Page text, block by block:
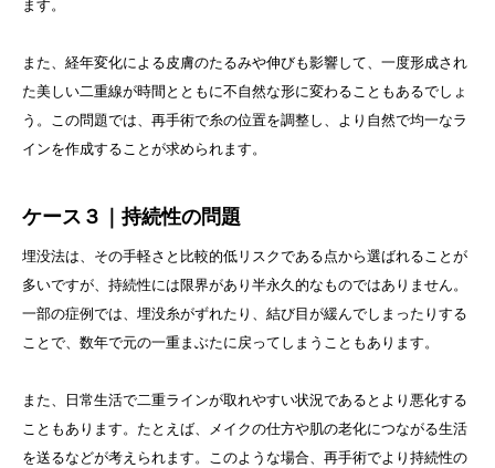
ます。
また、経年変化による皮膚のたるみや伸びも影響して、一度形成され
た美しい二重線が時間とともに不自然な形に変わることもあるでしょ
う。この問題では、再手術で糸の位置を調整し、より自然で均一なラ
インを作成することが求められます。
ケース３｜持続性の問題
埋没法は、その手軽さと比較的低リスクである点から選ばれることが
多いですが、持続性には限界があり半永久的なものではありません。
一部の症例では、埋没糸がずれたり、結び目が緩んでしまったりする
ことで、数年で元の一重まぶたに戻ってしまうこともあります。
また、日常生活で二重ラインが取れやすい状況であるとより悪化する
こともあります。たとえば、メイクの仕方や肌の老化につながる生活
を送るなどが考えられます。このような場合、再手術でより持続性の